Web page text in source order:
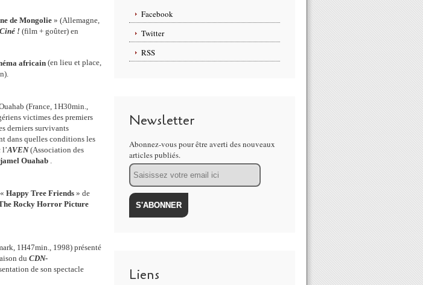
de Mongolie » (Allemagne,
! (film + goûter) en
africain(en lieu et place,
(France, 1H30min.,
victimes des premiers
derniers survivants
dans quelles conditions les
AVEN(Association des
Ouahab
Happy Tree Friends » de
Rocky Horror Picture
1H47min., 1998) présenté
du CDN-
de son spectacle
Facebook
Twitter
RSS
Newsletter
Abonnez-vous pour être averti des nouveaux
articles publiés.
Email
Liens